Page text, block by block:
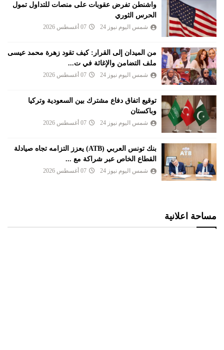
واشنطن تفرض عقوبات على منصات للتداول تمول
الحرس الثوري
شمس اليوم نيوز 24 07 أغسطس 2026
من الميدان إلى القرار: كيف تقود زهرة محمد عيسى
ملف التضامن والإغاثة في ت...
شمس اليوم نيوز 24 07 أغسطس 2026
توقيع اتفاق دفاع مشترك بين السعودية وتركيا
وباكستان
شمس اليوم نيوز 24 07 أغسطس 2026
بنك تونس العربي (ATB) يعزز التزامه تجاه صيادلة
القطاع الخاص عبر شراكة مع ...
شمس اليوم نيوز 24 07 أغسطس 2026
مساحة اعلانية